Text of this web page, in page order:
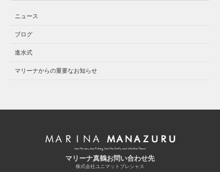
ニュース
ブログ
進水式
マリーナからの重要なお知らせ
マリーナ真鶴お問い合わせ先
株式会社ユニマットプレシャス